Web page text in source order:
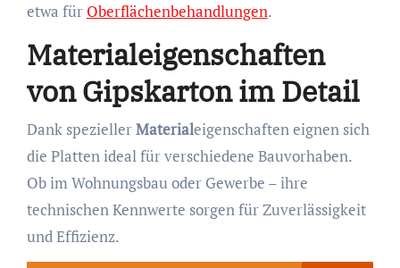
etwa für Oberflächenbehandlungen.
Materialeigenschaften
von Gipskarton im Detail
Dank speziellerMaterialeigenschaften eignen sich
die Platten ideal für verschiedene Bauvorhaben.
Ob im Wohnungsbau oder Gewerbe – ihre
technischen Kennwerte sorgen für Zuverlässigkeit
und Effizienz.